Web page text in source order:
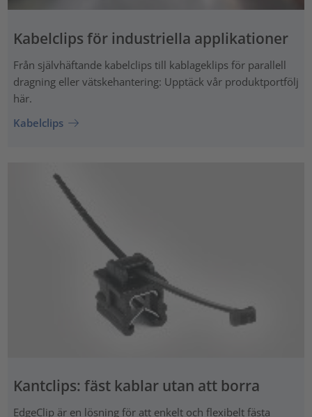
Kabelclips för industriella applikationer
Från självhäftande kabelclips till kablageklips för parallell
dragning eller vätskehantering: Upptäck vår produktportfölj
här.
Kabelclips
Kantclips: fäst kablar utan att borra
EdgeClip är en lösning för att enkelt och flexibelt fästa